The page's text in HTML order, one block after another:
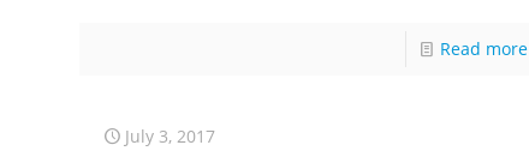
Read more
July 3, 2017